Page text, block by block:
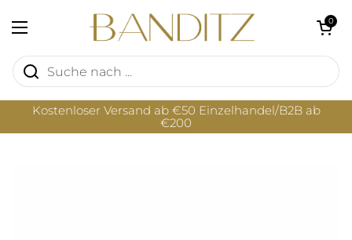
Menü öffnen
Warenkorb
0
Kostenloser Versand ab €50 Einzelhandel/B2B ab
€200